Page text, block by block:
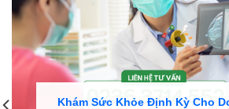
Khám Sức Khỏe Định Kỳ Cho